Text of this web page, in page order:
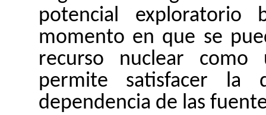
potencial exploratorio
momento en que se
recurso nuclear como
permite satisfacer la
dependencia de las